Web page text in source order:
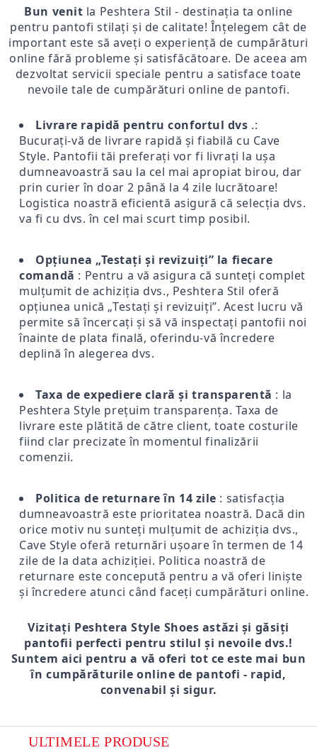
Bun venit la Peshtera Stil - destinația ta online
pentru pantofi stilați și de calitate! Înțelegem cât de
important este să aveți o experiență de cumpărături
online fără probleme și satisfăcătoare. De aceea am
dezvoltat servicii speciale pentru a satisface toate
nevoile tale de cumpărături online de pantofi.
Livrare rapidă pentru confortul dvs .:
Bucurați-vă de livrare rapidă și fiabilă cu Cave
Style. Pantofii tăi preferați vor fi livrați la ușa
dumneavoastră sau la cel mai apropiat birou, dar
prin curier în doar 2 până la 4 zile lucrătoare!
Logistica noastră eficientă asigură că selecția dvs.
va fi cu dvs. în cel mai scurt timp posibil.
Opțiunea „Testați și revizuiți” la fiecare
comandă : Pentru a vă asigura că sunteți complet
mulțumit de achiziția dvs., Peshtera Stil oferă
opțiunea unică „Testați și revizuiți”. Acest lucru vă
permite să încercați și să vă inspectați pantofii noi
înainte de plata finală, oferindu-vă încredere
deplină în alegerea dvs.
Taxa de expediere clară și transparentă : la
Peshtera Style prețuim transparența. Taxa de
livrare este plătită de către client, toate costurile
fiind clar precizate în momentul finalizării
comenzii.
Politica de returnare în 14 zile : satisfacția
dumneavoastră este prioritatea noastră. Dacă din
orice motiv nu sunteți mulțumit de achiziția dvs.,
Cave Style oferă returnări ușoare în termen de 14
zile de la data achiziției. Politica noastră de
returnare este concepută pentru a vă oferi liniște
și încredere atunci când faceți cumpărături online.
Vizitați Peshtera Style Shoes astăzi și găsiți
pantofii perfecti pentru stilul și nevoile dvs.!
Suntem aici pentru a vă oferi tot ce este mai bun
în cumpărăturile online de pantofi - rapid,
convenabil și sigur.
ULTIMELE PRODUSE